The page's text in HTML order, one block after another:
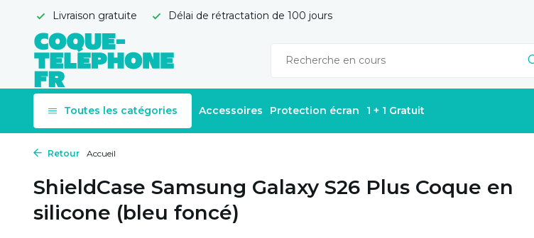
Livraison gratuite Délai de rétractation de 100 jours
Toutes les catégories Accessoires Protection écran 1 + 1 Gratuit
Retour Accueil
ShieldCase Samsung Galaxy S26 Plus Coque en
silicone (bleu foncé)